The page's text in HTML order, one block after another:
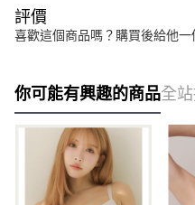
評價
喜歡這個商品嗎？購買後給他一
你可能有興趣的商品全